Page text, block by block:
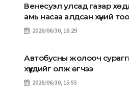
Венесуэл улсад газар
амь насаа алдсан хүний
2026/06/30, 16:29
Автобусны жолооч
хүүхдийг олж өгчээ
2026/06/30, 15:55